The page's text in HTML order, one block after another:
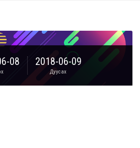
08 2018-06-09
Дуусах